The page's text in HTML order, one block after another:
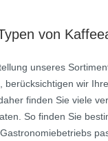
von
unseres
berücksichtigen wir
finden Sie viele
So finden Sie